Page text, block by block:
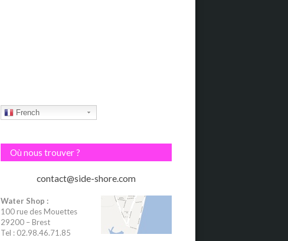
French
Où nous trouver ?
contact@side-shore.com
Water Shop :
100 rue des Mouettes
29200 – Brest
Tel : 02.98.46.71.85